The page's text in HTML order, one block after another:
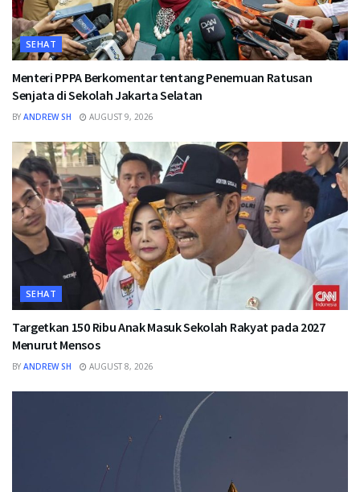
SEHAT
Menteri PPPA Berkomentar tentang Penemuan Ratusan
Senjata di Sekolah Jakarta Selatan
BY ANDREW SH AUGUST 9, 2026
SEHAT
Targetkan 150 Ribu Anak Masuk Sekolah Rakyat pada 2027
Menurut Mensos
BY ANDREW SH AUGUST 8, 2026